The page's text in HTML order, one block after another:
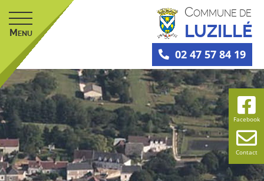
Facebook
Contact
M ENU
COMMUNE DE
LUZILLÉ
02 47 57 84 19